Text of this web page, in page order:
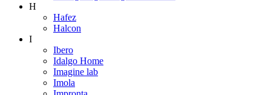
H
Hafez
Halcon
I
Ibero
Idalgo Home
Imagine lab
Imola